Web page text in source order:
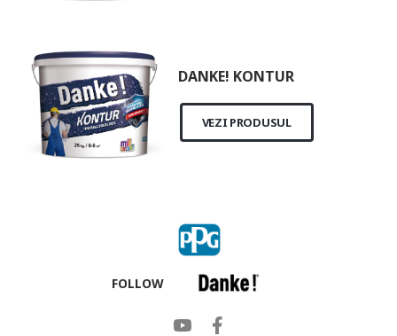
DANKE! KONTUR
VEZI PRODUSUL
FOLLOW